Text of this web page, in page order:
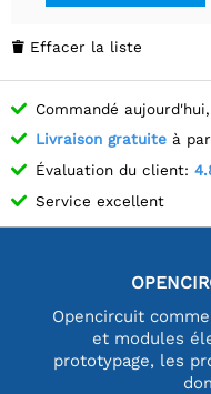
 Effacer la liste
Commandé
Livraison gratuite à
Évaluation du client:
Service excellent
Opencircuit
et modules
prototypage, les